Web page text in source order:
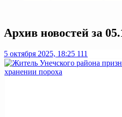
Архив новостей за
5 октября 2025, 18:25 111